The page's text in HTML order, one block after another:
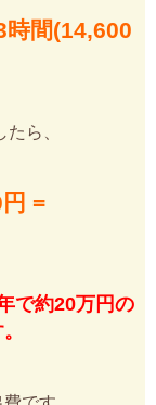
時間(14,600
ら、
=
で約20万円の